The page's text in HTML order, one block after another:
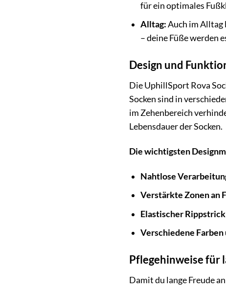
für ein optimales
Alltag:Auch im Alltag
– deine Füße werden
Design und
Die UphillSport Rova
Socken sind in
im Zehenbereich
Lebensdauer der Socken.
Die wichtigsten
Nahtlose
Verstärkte Zonen an
Elastischer
Verschiedene
Pflegehinweise für
Damit du lange Freude